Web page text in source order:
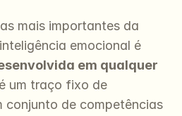
mais importantes da
emocional é
em qualquer
um traço fixo de
conjunto de competências